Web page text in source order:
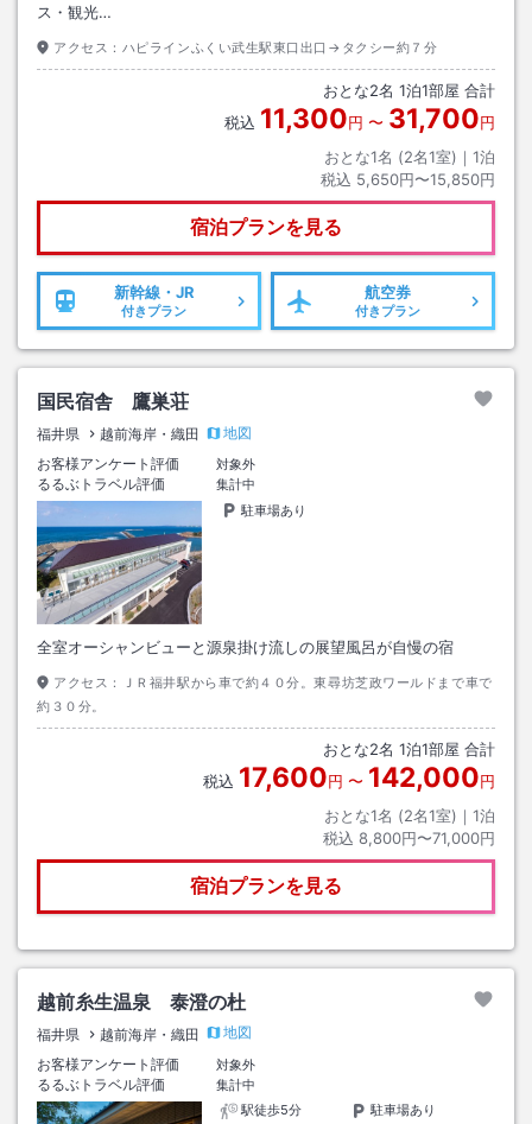
ス・観光…
アクセス： ハピラインふくい武生駅東口出口→タクシー約７分
おとな2名 1泊1部屋 合計
税込 11,300円 〜 31,700円
おとな1名 (2名1室)｜ 1泊
税込 5,650円〜15,850円
宿泊プランを見る
新幹線・JR
付きプラン
航空券
付きプラン
国民宿舎 鷹巣荘
福井県 越前海岸・織田
地図
お客様アンケート評価
対象外
るるぶトラベル評価
集計中
駐車場あり
全室オーシャンビューと源泉掛け流しの展望風呂が自慢の宿
アクセス：
ＪＲ福井駅から車で約４０分。東尋坊芝政ワールドまで車で
約３０分。
おとな2名 1泊1部屋 合計
税込 17,600円 〜 142,000円
おとな1名 (2名1室)｜ 1泊
税込 8,800円〜71,000円
宿泊プランを見る
越前糸生温泉 泰澄の杜
福井県 越前海岸・織田
地図
お客様アンケート評価
対象外
るるぶトラベル評価
集計中
駅徒歩5分
駐車場あり